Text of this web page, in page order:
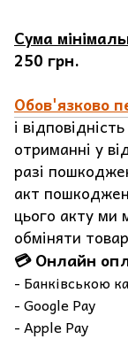
Сума
250 грн.
Обов'язково
і
отриманні у
разі
акт
цього акту ми
обміняти
💳 Онлайн
- Банківською
- Google Pay
- Apple Pay